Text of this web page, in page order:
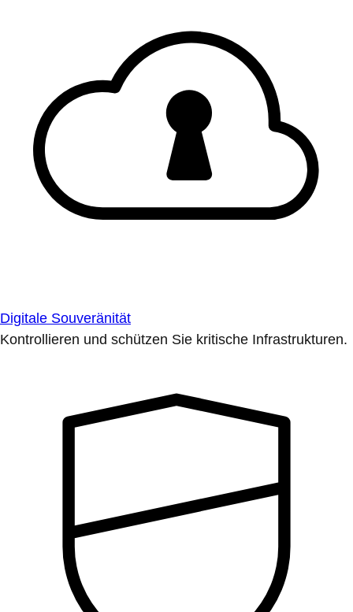
Digitale Souveränität
Kontrollieren und schützen Sie kritische Infrastrukturen.